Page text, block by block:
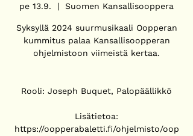
pe 13.9.
  |
Suomen Kansallisooppera
Syksyllä 2024 suurmusikaali Oopperan
kummitus palaa Kansallisoopperan
ohjelmistoon viimeistä kertaa.
Rooli: Joseph Buquet, Palopäällikkö
Lisätietoa:
https://oopperabaletti.fi/ohjelmisto/oop